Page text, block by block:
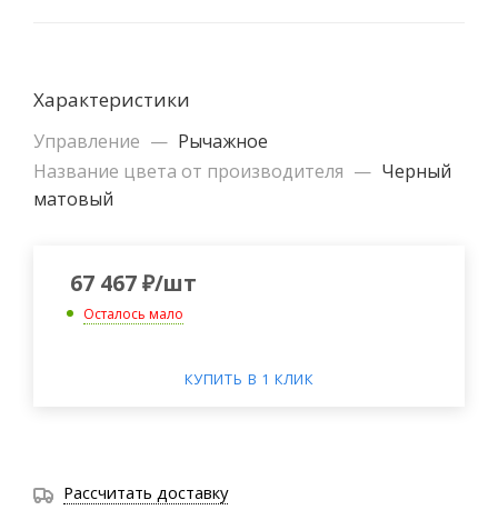
Характеристики
Управление — Рычажное
Название цвета от производителя — Черный
матовый
67 467₽/шт
Осталось мало
КУПИТЬ В 1 КЛИК
Рассчитать доставку